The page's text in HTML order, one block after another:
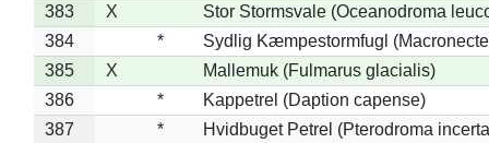
383
X
Stor Stormsvale (Oceanodroma
384
*
Sydlig Kæmpestormfugl
385
X
Mallemuk (Fulmarus glacialis)
386
*
Kappetrel (Daption capense)
387
*
Hvidbuget Petrel (Pterodroma